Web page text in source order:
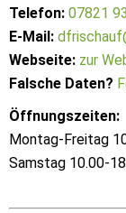
Telefon: 07821
E-Mail:
Webseite: zur
Falsche Daten?
Öffnungszeiten:
Montag-Freitag
Samstag 10.00-